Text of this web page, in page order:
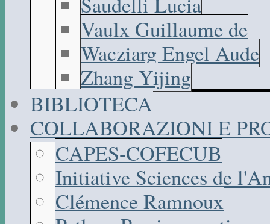
Vaulx Guillaume de
Wacziarg Engel Aude
Zhang Yijing
BIBLIOTECA
COLLABORAZIONI E
CAPES-COFECUB
Initiative Sciences de
Clémence Ramnoux